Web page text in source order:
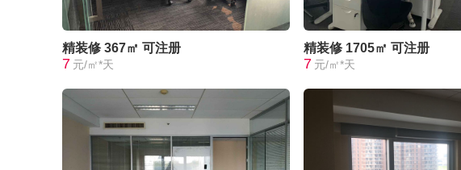
精装修 367㎡ 可注册
7 元/㎡*天
精装修 1705㎡ 可注册
7 元/㎡*天